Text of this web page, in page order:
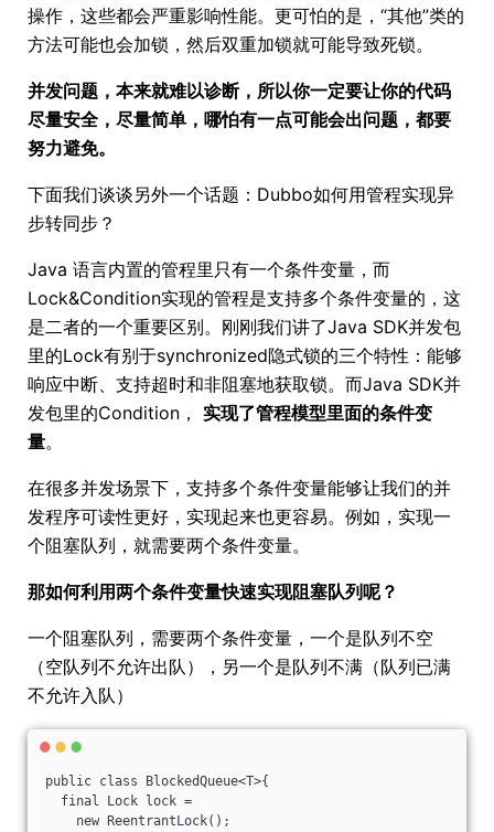
操作，这些都会严重影响性能。更可怕的是，“其他”类的
方法可能也会加锁，然后双重加锁就可能导致死锁。
并发问题，本来就难以诊断，所以你一定要让你的代码
尽量安全，尽量简单，哪怕有一点可能会出问题，都要
努力避免。
下面我们谈谈另外一个话题：Dubbo如何用管程实现异
步转同步？
Java 语言内置的管程里只有一个条件变量，而
Lock&Condition实现的管程是支持多个条件变量的，这
是二者的一个重要区别。刚刚我们讲了Java SDK并发包
里的Lock有别于synchronized隐式锁的三个特性：能够
响应中断、支持超时和非阻塞地获取锁。而Java SDK并
发包里的Condition， 实现了管程模型里面的条件变
量。
在很多并发场景下，支持多个条件变量能够让我们的并
发程序可读性更好，实现起来也更容易。例如，实现一
个阻塞队列，就需要两个条件变量。
那如何利用两个条件变量快速实现阻塞队列呢？
一个阻塞队列，需要两个条件变量，一个是队列不空
（空队列不允许出队），另一个是队列不满（队列已满
不允许入队）
public class BlockedQueue<T>{
final Lock lock =
new ReentrantLock();